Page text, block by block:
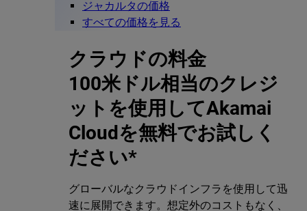
ジャカルタの価格
すべての価格を見る
クラウドの料金
100米ドル相当のクレジ
ットを使用してAkamai
Cloudを無料でお試しく
ださい*
グローバルなクラウドインフラを使用して迅
速に展開できます。想定外のコストもなく、